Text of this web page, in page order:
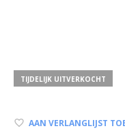
TIJDELIJK UITVERKOCHT
AAN VERLANGLIJST